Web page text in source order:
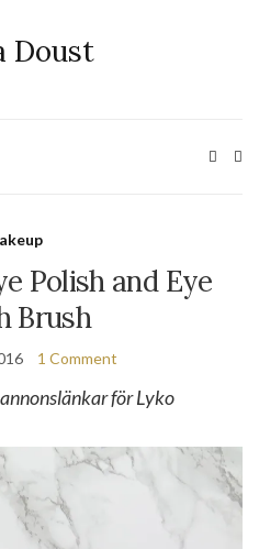
Doust
Polish and Eye
Brush
1 Comment
för Lyko